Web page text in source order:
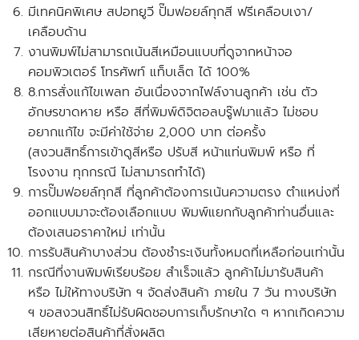
มีเทคนิคพิเศษ สปอทยูวี ปั๊มฟอยล์ทุกสี ฟรีเคลือบเงา/
เคลือบด้าน
งานพิมพ์ไม่สามารถเน้นสีเหมือนแบบที่ดูจากหน้าจอ
คอมพิวเตอร์ โทรศัพท์ แท็บเล็ต ได้ 100%
8.การสั่งแก้ไขเพลท อันเนื่องจากไฟล์งานลูกค้า เช่น ตัว
อักษรขาดหาย หรือ สีที่พิมพ์ดิจิตอลบรู๊ฟมาแล้ว ไม่ชอบ
อยากแก้ไข จะมีค่าใช้จ่าย 2,000 บาท ต่อครั้ง
(สงวนสิทธิ์การเข้าดูสีหรือ ปรับสี หน้าแท่นพิมพ์ หรือ ที่
โรงงาน ทุกกรณี ไม่สามารถทำได้)
การปั๊มฟอยล์ทุกสี ที่ลูกค้าต้องการเน้นความตรง ตำแหน่งที่
ออกแบบมาจะต้องเลือกแบบ พิมพ์แยกกับลูกค้าท่านอื่นและ
ต้องเสนอราคาใหม่ เท่านั้น
การรับสินค้าบางส่วน ต้องชำระเงินทั้งหมดที่เหลือก่อนเท่านั้น
กรณีที่งานพิมพ์เรียบร้อย สำเร็จแล้ว ลูกค้าไม่มารับสินค้า
หรือ ไม่ให้ทางบริษัท ฯ จัดส่งสินค้า ภายใน 7 วัน ทางบริษัท
ฯ ขอสงวนสิทธิ์ไม่รับผิดชอบการเก็บรักษาใด ๆ หากเกิดความ
เสียหายต่อสินค้าที่สั่งผลิต